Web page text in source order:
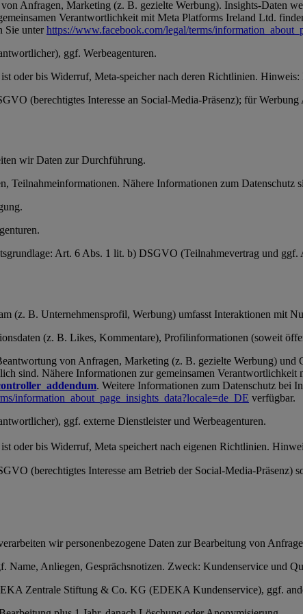
Anfragen, Marketing (z. B. gezielte Werbung). Insights-Daten
Verantwortlichkeit mit Meta Platforms Ireland Ltd.
Sie unterhttps://www.facebook.com/legal/terms/
ggf. Werbeagenturen.
oder bis Widerruf, Meta-speicher nach deren Richtlinien.
(berechtigtes Interesse an Social-Media-Präsenz); für
wir Daten zur Durchführung.
Teilnahmeinformationen. Nähere Informationen zum Datenschutz
Art. 6 Abs. 1 lit. b) DSGVO (Teilnahmevertrag und
(z. B. Unternehmensprofil, Werbung) umfasst Interaktionen mit
(z. B. Likes, Kommentare), Profilinformationen (soweit
von Anfragen, Marketing (z. B. gezielte Werbung)
sind. Nähere Informationen zur gemeinsamen
. Weitere Informationen zum Datenschutz bei
information_about_page_insights_data?locale=de_DE verfügbar.
ggf. externe Dienstleister und Werbeagenturen.
oder bis Widerruf, Meta speichert nach eigenen Richtlinien.
(berechtigtes Interesse am Betrieb der Social-Media-
wir personenbezogene Daten zur Bearbeitung von
Name, Anliegen, Gesprächsnotizen. Zweck: Kundenservice und
Zentrale Stiftung & Co. KG (EDEKA Kundenservice), ggf.